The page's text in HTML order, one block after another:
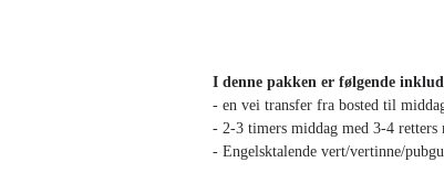
I denne pakken er følgende
- en vei transfer fra bosted til
- 2-3 timers middag med 3-4
- Engelsktalende vert/vertinne/